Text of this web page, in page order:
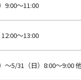
9:00～11:00
～13:00
～5/31（日）8:00～9:00